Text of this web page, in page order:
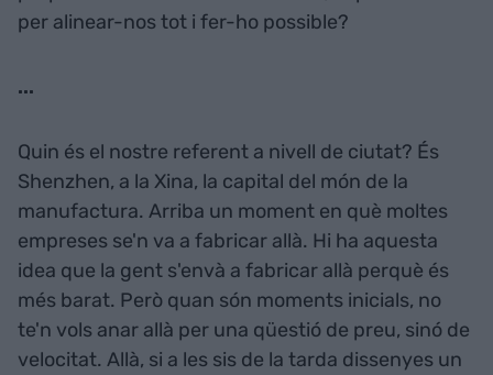
per alinear-nos tot i fer-ho possible?
...
Quin és el nostre referent a nivell de ciutat? És
Shenzhen, a la Xina, la capital del món de la
manufactura. Arriba un moment en què moltes
empreses se'n va a fabricar allà. Hi ha aquesta
idea que la gent s'envà a fabricar allà perquè és
més barat. Però quan són moments inicials, no
te'n vols anar allà per una qüestió de preu, sinó de
velocitat. Allà, si a les sis de la tarda dissenyes un